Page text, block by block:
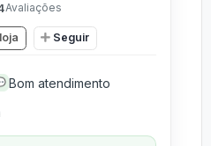
Avaliações
Seguir
Bom atendimento